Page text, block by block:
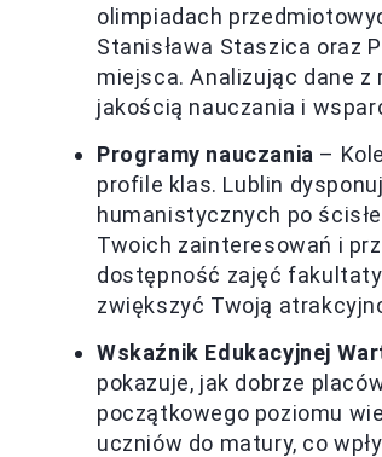
olimpiadach
Stanisława Staszica oraz
miejsca. Analizując dane
jakością nauczania i
Programy nauczania –
profile klas. Lublin
humanistycznych po
Twoich zainteresowań i
dostępność zajęć
zwiększyć Twoją
Wskaźnik Edukacyjnej
pokazuje, jak dobrze
początkowego poziomu
uczniów do matury, co